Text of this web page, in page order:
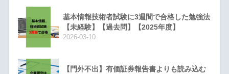
基本情報技術者試験に3週間で合格した勉強法
【未経験】【過去問】【2025年度】
2026-03-10
【門外不出】有価証券報告書よりも読み込む